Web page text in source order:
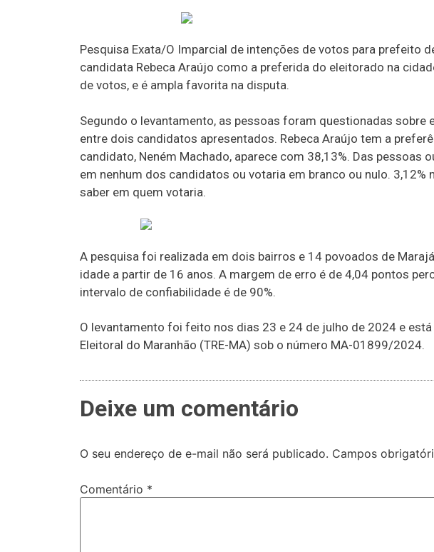
Pesquisa Exata/O Imparcial de intenções de votos para prefeito
candidata Rebeca Araújo como a preferida do eleitorado na
de votos, e é ampla favorita na disputa.
Segundo o levantamento, as pessoas foram questionadas sobre
entre dois candidatos apresentados. Rebeca Araújo tem a
candidato, Neném Machado, aparece com 38,13%. Das pessoas
em nenhum dos candidatos ou votaria em branco ou nulo. 3,12%
saber em quem votaria.
A pesquisa foi realizada em dois bairros e 14 povoados de
idade a partir de 16 anos. A margem de erro é de 4,04 pontos
intervalo de confiabilidade é de 90%.
O levantamento foi feito nos dias 23 e 24 de julho de 2024 e
Eleitoral do Maranhão (TRE-MA) sob o número MA-01899/2024.
Deixe um comentário
O seu endereço de e-mail não será publicado. Campos
Comentário *